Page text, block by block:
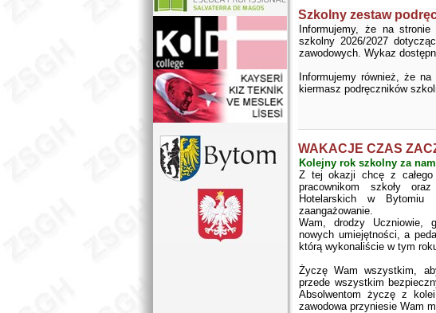
Szkolny zestaw
Informujemy, że na
szkolny 2026/2027
zawodowych. Wykaz
Informujemy również, że
kiermasz podręczników
WAKACJE CZAS
Kolejny rok szkolny za
Z tej okazji chcę z całego
pracownikom szkoły
Hotelarskich w
zaangażowanie.
Wam, drodzy Uczniowie,
nowych umiejętności, a
którą wykonaliście w tym
Życzę Wam wszystkim,
przede wszystkim
Absolwentom życzę z
zawodowa przyniesie Wam